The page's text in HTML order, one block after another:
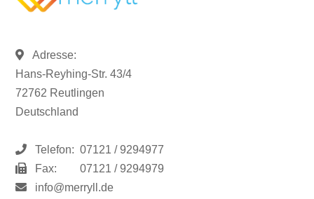
Adresse:
Hans-Reyhing-Str. 43/4
72762 Reutlingen
Deutschland
Telefon: 07121 / 9294977
Fax:
07121 / 9294979
info@merryll.de